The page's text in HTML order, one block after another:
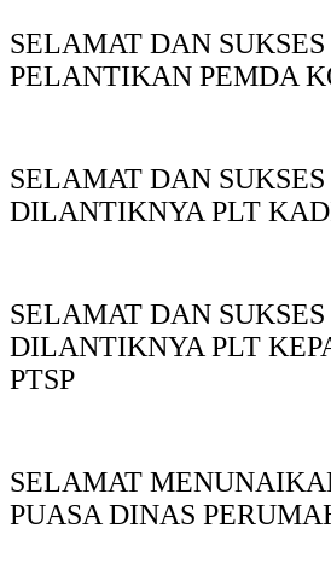
SELAMAT DAN SUKSES
PELANTIKAN PEMDA
SELAMAT DAN SUKSES
DILANTIKNYA PLT
SELAMAT DAN SUKSES
DILANTIKNYA PLT
PTSP
SELAMAT
PUASA DINAS